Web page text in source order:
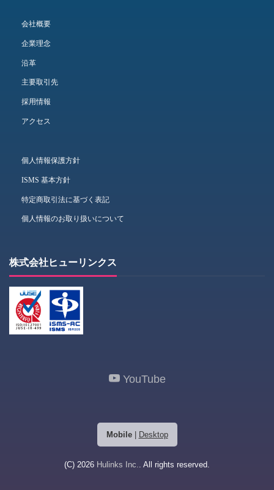
会社概要
企業理念
沿革
主要取引先
採用情報
アクセス
個人情報保護方針
ISMS 基本方針
特定商取引法に基づく表記
個人情報のお取り扱いについて
株式会社ヒューリンクス
YouTube
Mobile| Desktop
(C) 2026 Hulinks Inc. . All rights reserved.